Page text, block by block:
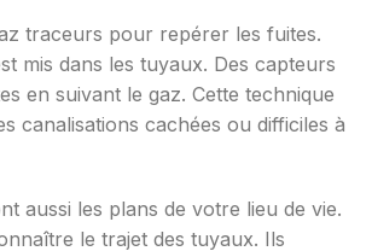
traceurs pour repérer les fuites.
mis dans les tuyaux. Des capteurs
en suivant le gaz. Cette technique
canalisations cachées ou difficiles à
aussi les plans de votre lieu de vie.
le trajet des tuyaux. Ils